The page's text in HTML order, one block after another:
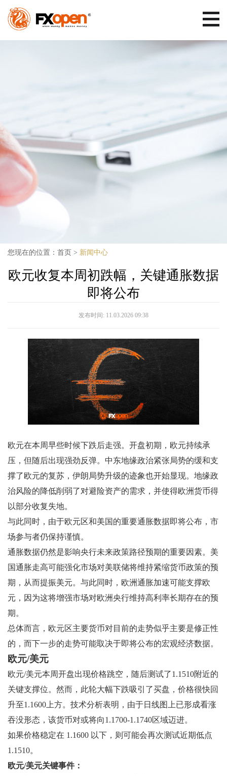
您现在的位置： 首页 > 新闻中心
欧元收复本周初跌幅，关键通胀数据
即将公布
发布时间: 11.03.2026 09:38
欧元在本周早些时候下跌后走强。开盘初期，欧元持续承
压，但随后出现强劲反弹。中东地缘政治紧张局势的缓和支
撑了欧元的复苏，伊朗局势升级的迹象也开始显现。地缘政
治风险的降低削弱了对避险资产的需求，并使得欧洲货币得
以部分收复失地。
与此同时，由于欧元区和美国的重要通胀数据即将公布，市
场参与者仍保持谨慎。
通胀数据仍然是影响央行未来政策路径预期的重要因素。美
国通胀走高可能强化市场对美联储将维持紧缩货币政策的预
期，从而提振美元。与此同时，欧洲通胀加速可能支撑欧
元，因为这将增强市场对欧洲央行维持高利率长期存在的预
期。
总体而言，欧元区主要货币对目前的走势似乎主要是修正性
的，而下一步的走势可能取决于即将公布的宏观经济数据。
欧元/美元
欧元/美元本周开盘出现价格跳空，随后测试了1.1510附近的
关键支撑位。然而，此轮大幅下跌吸引了买盘，价格很快回
升至1.1600上方。技术分析表明，由于日线图上已形成看涨
吞没形态，该货币对或将向1.1700-1.1740区域迈进。
如果价格稳定在 1.1600 以下，则可能会再次测试近期低点
1.1510。
欧元/美元关键事件：